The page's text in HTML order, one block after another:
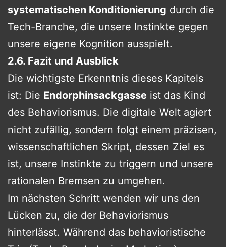
systematischen Konditionierung durch die
Tech-Branche, die unsere Instinkte gegen
unsere eigene Kognition ausspielt.
2.6. Fazit und Ausblick
Die wichtigste Erkenntnis dieses Kapitels
ist: Die Endorphinsackgasse ist das Kind
des Behaviorismus. Die digitale Welt agiert
nicht zufällig, sondern folgt einem präzisen,
wissenschaftlichen Skript, dessen Ziel es
ist, unsere Instinkte zu triggern und unsere
rationalen Bremsen zu umgehen.
Im nächsten Schritt wenden wir uns den
Lücken zu, die der Behaviorismus
hinterlässt. Während das behavioristische